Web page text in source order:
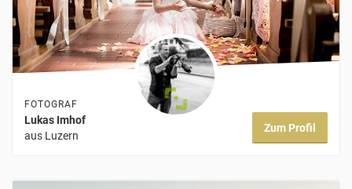
FOTOGRAF
Lukas Imhof
aus Luzern
Zum Profil